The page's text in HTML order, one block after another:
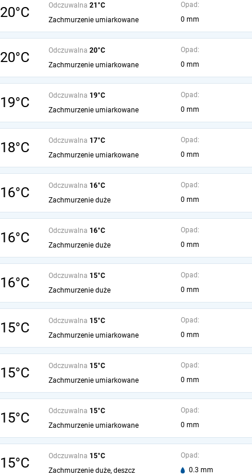
20°C Odczuwalna 21°C
Zachmurzenie umiarkowane
Opad:
0 mm
20°C Odczuwalna 20°C
Zachmurzenie umiarkowane
Opad:
0 mm
19°C Odczuwalna 19°C
Zachmurzenie umiarkowane
Opad:
0 mm
18°C Odczuwalna 17°C
Zachmurzenie umiarkowane
Opad:
0 mm
16°C Odczuwalna 16°C
Zachmurzenie duże
Opad:
0 mm
16°C Odczuwalna 16°C
Zachmurzenie duże
Opad:
0 mm
16°C Odczuwalna 15°C
Zachmurzenie duże
Opad:
0 mm
15°C Odczuwalna 15°C
Zachmurzenie umiarkowane
Opad:
0 mm
15°C Odczuwalna 15°C
Zachmurzenie umiarkowane
Opad:
0 mm
15°C Odczuwalna 15°C
Zachmurzenie umiarkowane
Opad:
0 mm
15°C Odczuwalna 15°C
Zachmurzenie duże, deszcz
Opad:
0.3 mm